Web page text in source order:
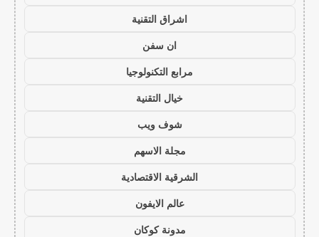
اشراق التقنية
ان سفن
مرابع التكنولوجيا
خيال التقنية
شوف ويب
مجلة الاسهم
الشرقية الاقتصادية
عالم الايفون
مدونة كوكان